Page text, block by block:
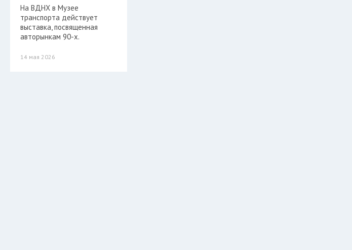
На ВДНХ в Музее
транспорта действует
выставка, посвященная
авторынкам 90-х.
14 мая 2026